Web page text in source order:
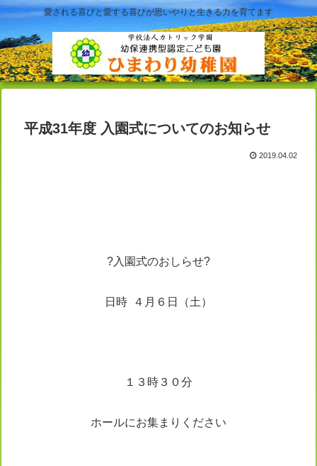
愛される喜びと愛する喜びが思いやりと生きる力を育てます
平成31年度 入園式についてのお知らせ
2019.04.02
?入園式のおしらせ?
日時 ４月６日（土）
１３時３０分
ホールにお集まりください